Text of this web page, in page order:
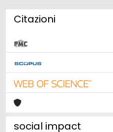
Citazioni
social impact